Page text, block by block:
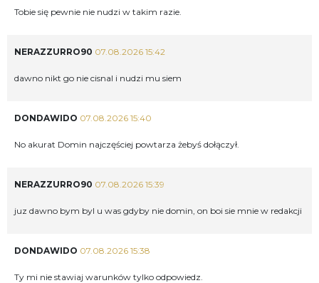
Tobie się pewnie nie nudzi w takim razie.
NERAZZURRO90 07.08.2026 15:42
dawno nikt go nie cisnal i nudzi mu siem
DONDAWIDO 07.08.2026 15:40
No akurat Domin najczęściej powtarza żebyś dołączył.
NERAZZURRO90 07.08.2026 15:39
juz dawno bym byl u was gdyby nie domin, on boi sie mnie w redakcji
DONDAWIDO 07.08.2026 15:38
Ty mi nie stawiaj warunków tylko odpowiedz.